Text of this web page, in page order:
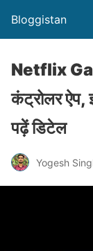
Bloggistan
Netflix
कंट्रोलर ऐप,
पढ़ें डिटेल
Yogesh